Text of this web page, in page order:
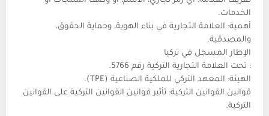
الخدمات.
أهمية: العلامة التجارية في بناء الهوية، وحماية الحقوق،
والمصدقية.
الإطار المسجل في تركيا
: تحت العلامة التجارية التركية رقم 5766.
الهيئة: المعهد التركي للملكية الصناعية (TPE).
قوانين القوانين التركية: تأثير قوانين القوانين التركية على القوانين
التركية.